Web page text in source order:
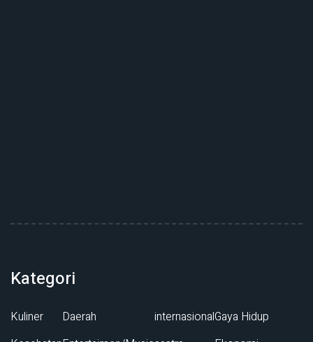
Kategori
Kuliner
Daerah
internasionalGaya Hidup